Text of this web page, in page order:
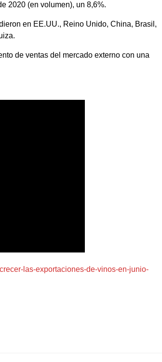
2020 (en volumen), un 8,6%.
en EE.UU., Reino Unido, China, Brasil,
de ventas del mercado externo con una
las-exportaciones-de-vinos-en-junio-